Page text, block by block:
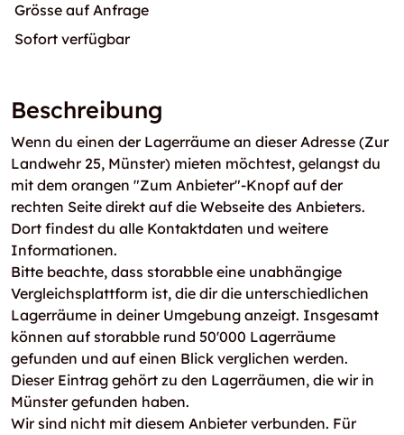
Grösse auf Anfrage
Sofort verfügbar
Beschreibung
Wenn du einen der Lagerräume an dieser Adresse (Zur
Landwehr 25, Münster) mieten möchtest, gelangst du
mit dem orangen "Zum Anbieter"-Knopf auf der
rechten Seite direkt auf die Webseite des Anbieters.
Dort findest du alle Kontaktdaten und weitere
Informationen.
Bitte beachte, dass storabble eine unabhängige
Vergleichsplattform ist, die dir die unterschiedlichen
Lagerräume in deiner Umgebung anzeigt. Insgesamt
können auf storabble rund 50'000 Lagerräume
gefunden und auf einen Blick verglichen werden.
Dieser Eintrag gehört zu den Lagerräumen, die wir in
Münster gefunden haben.
Wir sind nicht mit diesem Anbieter verbunden. Für